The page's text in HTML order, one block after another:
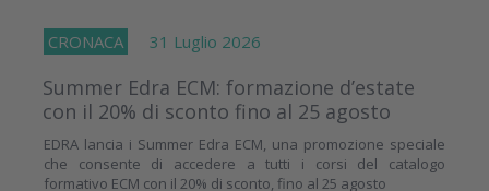
CRONACA 31 Luglio 2026
Summer Edra ECM: formazione d’estate
con il 20% di sconto fino al 25 agosto
EDRA lancia i Summer Edra ECM, una promozione speciale
che consente di accedere a tutti i corsi del catalogo
formativo ECM con il 20% di sconto, fino al 25 agosto